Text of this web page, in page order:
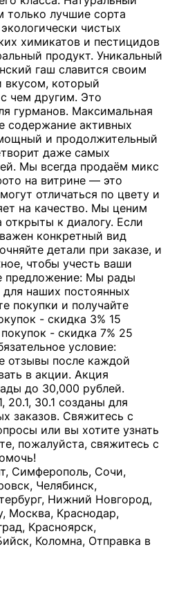
только лучшие сорта
чистых
химикатов и пестицидов
продукт. Уникальный
гаш славится своим
который
чем другим. Это
гурманов. Максимальная
содержание активных
и продолжительный
даже самых
Мы всегда продаём микс
на витрине — это
отличаться по цвету и
на качество. Мы ценим
открыты к диалогу. Если
конкретный вид
детали при заказе, и
чтобы учесть ваши
предложение: Мы рады
наших постоянных
покупки и получайте
- скидка 3% 15
- скидка 7% 25
условие:
отзывы после каждой
в акции. Акция
до 30,000 рублей.
20.1, 30.1 созданы для
заказов. Свяжитесь с
или вы хотите узнать
пожалуйста, свяжитесь с
Симферополь, Сочи,
Челябинск,
Нижний Новгород,
Москва, Краснодар,
Красноярск,
Коломна, Отправка в